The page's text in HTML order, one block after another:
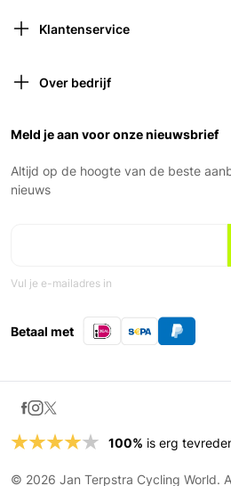
Dinsdag: 9:00 – 18:00
gesloten om 18:00)
Zondag: Gesloten
Klantenservice
Verzekeringen
Over bedrijf
Ons Team
Nieuws en blogs
Fiets leasen
Meld je aan voor onze nieuwsbrief
Altijd op de hoogte van de beste
nieuws
Vul je e-mailadres in
Betaal met
100% is erg
© 2026 Jan Terpstra Cycling World.